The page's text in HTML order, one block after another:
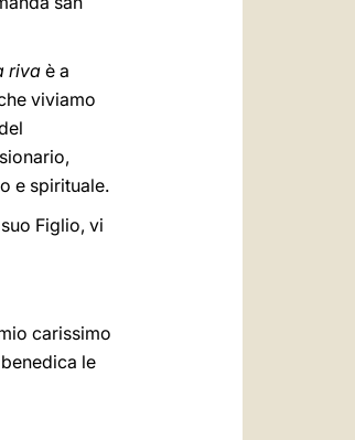
riva è a
viviamo
e spirituale.
Figlio, vi
carissimo
le